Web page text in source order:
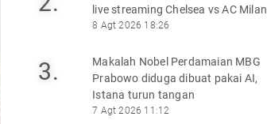
live streaming Chelsea vs AC Milan
8 Agt 2026 18:26
3.
Makalah Nobel Perdamaian MBG
Prabowo diduga dibuat pakai AI,
Istana turun tangan
7 Agt 2026 11:12